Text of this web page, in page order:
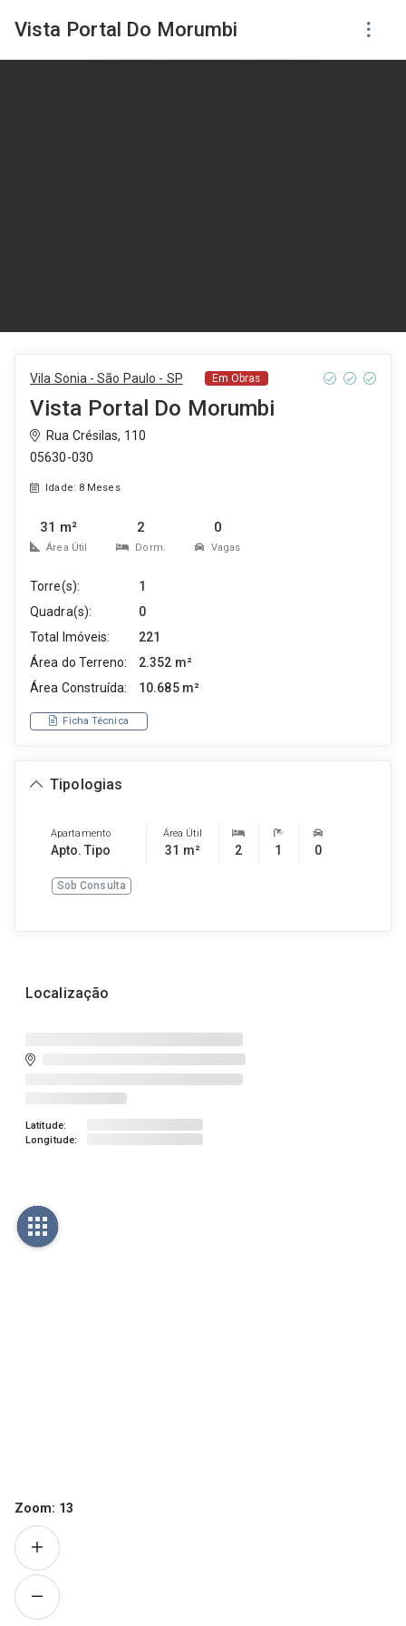
Vista Portal Do Morumbi
Vila Sonia - São Paulo - SP Em Obras
Vista Portal Do Morumbi
Rua Crésilas, 110
05630-030
Idade: 8 Meses
31 m²
Área Útil
2
Dorm.
0
Vagas
Torre(s):
1
Quadra(s):
0
Total Imóveis:
221
Área do Terreno:
2.352 m²
Área Construída:
10.685 m²
Ficha Técnica
Tipologias
Apartamento
Apto. Tipo
Área Útil
31 m² 2 1 0
Sob Consulta
Localização
Latitude:
Longitude:
Zoom: 13